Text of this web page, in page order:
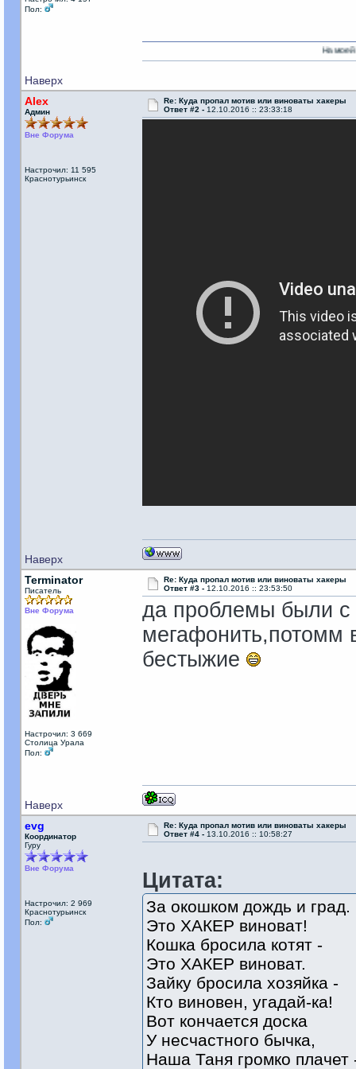
Пол:
Наверх
На моей стороне есть
Alex
Админ
Вне Форума
Настрочил: 11 595
Краснотурьинск
Re: Куда пропал мотив или виноваты хакеры
Ответ #2 - 12.10.2016 :: 23:33:18
Наверх
Terminator
Писатель
Вне Форума
Настрочил: 3 669
Столица Урала
Пол:
Re: Куда пропал мотив или виноваты хакеры
Ответ #3 - 12.10.2016 :: 23:53:50
да проблемы были с
мегафонить,потомм
бестыжие
Наверх
evg
Координатор
Гуру
Вне Форума
Настрочил: 2 969
Краснотурьинск
Пол:
Re: Куда пропал мотив или виноваты хакеры
Ответ #4 - 13.10.2016 :: 10:58:27
Цитата:
За окошком дождь и град.
Это ХАКЕР виноват!
Кошка бросила котят -
Это ХАКЕР виноват.
Зайку бросила хозяйка -
Кто виновен, угадай-ка!
Вот кончается доска
У несчастного бычка,
Наша Таня громко плачет